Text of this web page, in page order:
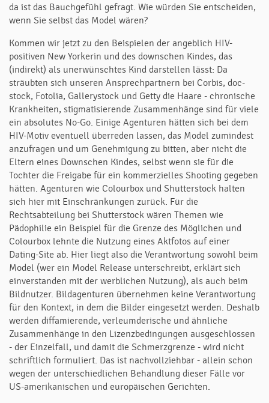
da ist das Bauchgefühl gefragt. Wie würden Sie entscheiden,
wenn Sie selbst das Model wären?
Kommen wir jetzt zu den Beispielen der angeblich HIV-
positiven New Yorkerin und des downschen Kindes, das
(indirekt) als unerwünschtes Kind darstellen lässt: Da
sträubten sich unseren Ansprechpartnern bei Corbis, doc-
stock, Fotolia, Gallerystock und Getty die Haare - chronische
Krankheiten, stigmatisierende Zusammenhänge sind für viele
ein absolutes No-Go. Einige Agenturen hätten sich bei dem
HIV-Motiv eventuell überreden lassen, das Model zumindest
anzufragen und um Genehmigung zu bitten, aber nicht die
Eltern eines Downschen Kindes, selbst wenn sie für die
Tochter die Freigabe für ein kommerzielles Shooting gegeben
hätten. Agenturen wie Colourbox und Shutterstock halten
sich hier mit Einschränkungen zurück. Für die
Rechtsabteilung bei Shutterstock wären Themen wie
Pädophilie ein Beispiel für die Grenze des Möglichen und
Colourbox lehnte die Nutzung eines Aktfotos auf einer
Dating-Site ab. Hier liegt also die Verantwortung sowohl beim
Model (wer ein Model Release unterschreibt, erklärt sich
einverstanden mit der werblichen Nutzung), als auch beim
Bildnutzer. Bildagenturen übernehmen keine Verantwortung
für den Kontext, in dem die Bilder eingesetzt werden. Deshalb
werden diffamierende, verleumderische und ähnliche
Zusammenhänge in den Lizenzbedingungen ausgeschlossen
- der Einzelfall, und damit die Schmerzgrenze - wird nicht
schriftlich formuliert. Das ist nachvollziehbar - allein schon
wegen der unterschiedlichen Behandlung dieser Fälle vor
US-amerikanischen und europäischen Gerichten.